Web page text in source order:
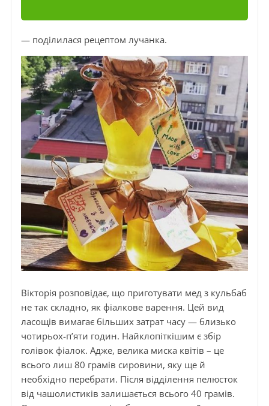
— поділилася рецептом лучанка.
Вікторія розповідає, що приготувати мед з кульбаб
не так складно, як фіалкове варення. Цей вид
ласощів вимагає більших затрат часу — близько
чотирьох-п’яти годин. Найклопіткішим є збір
голівок фіалок. Адже, велика миска квітів – це
всього лиш 80 грамів сировини, яку ще й
необхідно перебрати. Після відділення пелюсток
від чашолистиків залишається всього 40 грамів.